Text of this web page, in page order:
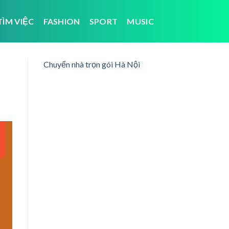
VIỆC FASHION SPORT MUSIC
Chuyển nhà trọn gói Hà Nội